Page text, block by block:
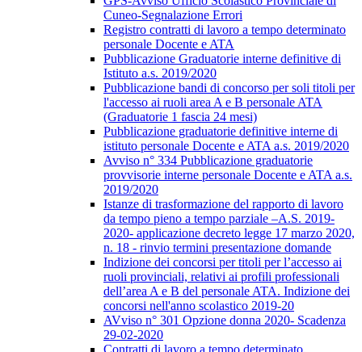
Cuneo-Segnalazione Errori
Registro contratti di lavoro a tempo determinato
personale Docente e ATA
Pubblicazione Graduatorie interne definitive di
Istituto a.s. 2019/2020
Pubblicazione bandi di concorso per soli titoli per
l'accesso ai ruoli area A e B personale ATA
(Graduatorie 1 fascia 24 mesi)
Pubblicazione graduatorie definitive interne di
istituto personale Docente e ATA a.s. 2019/2020
Avviso n° 334 Pubblicazione graduatorie
provvisorie interne personale Docente e ATA a.s.
2019/2020
Istanze di trasformazione del rapporto di lavoro
da tempo pieno a tempo parziale –A.S. 2019-
2020- applicazione decreto legge 17 marzo 2020,
n. 18 - rinvio termini presentazione domande
Indizione dei concorsi per titoli per l’accesso ai
ruoli provinciali, relativi ai profili professionali
dell’area A e B del personale ATA. Indizione dei
concorsi nell'anno scolastico 2019-20
AVviso n° 301 Opzione donna 2020- Scadenza
29-02-2020